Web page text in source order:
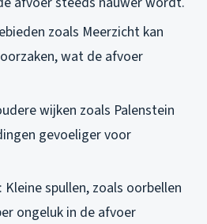
zoals Meerzicht kan
wat de afvoer
wijken zoals Palenstein
gevoeliger voor
: Kleine spullen, zoals oorbellen
ongeluk in de afvoer